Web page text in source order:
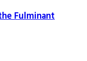
Fulminant